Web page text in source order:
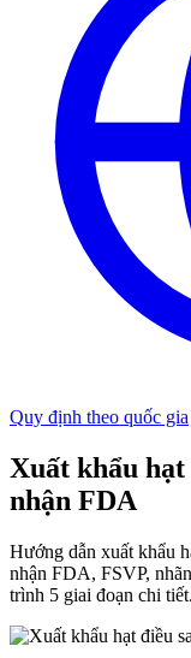
Quy định theo quốc gia
Xuất khẩu
nhận FDA
Hướng dẫn xuất khẩu
nhận FDA, FSVP,
trình 5 giai đoạn chi tiết.